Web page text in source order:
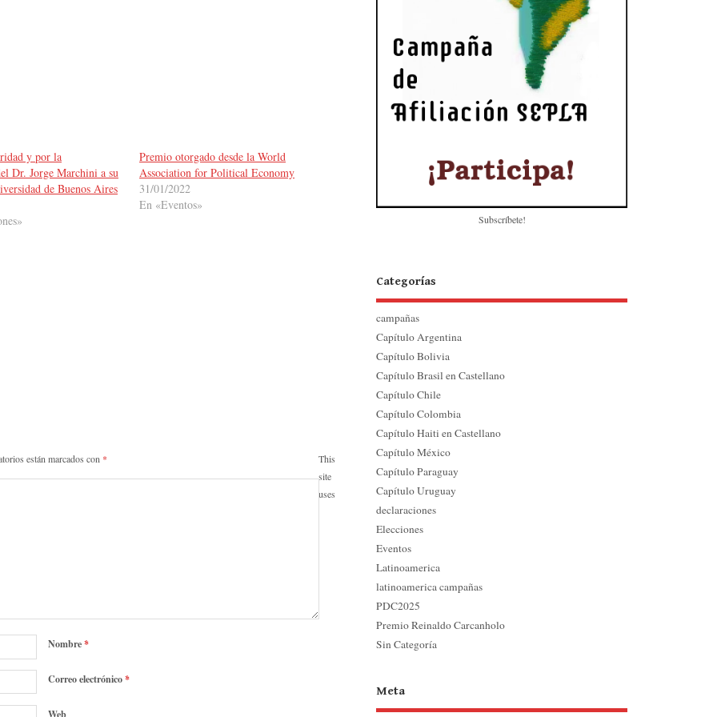
y por la
Dr. Jorge Marchini a su
de Buenos Aires
Premio otorgado desde la World
Association for Political Economy
31/01/2022
En «Eventos»
están marcados con *
Nombre*
Correo electrónico*
Web
This
site
uses
Subscríbete!
Categorías
campañas
Capítulo Argentina
Capítulo Bolivia
Capítulo Brasil en Castellano
Capítulo Chile
Capítulo Colombia
Capítulo Haiti en Castellano
Capítulo México
Capítulo Paraguay
Capítulo Uruguay
declaraciones
Elecciones
Eventos
Latinoamerica
latinoamerica campañas
PDC2025
Premio Reinaldo Carcanholo
Sin Categoría
Meta